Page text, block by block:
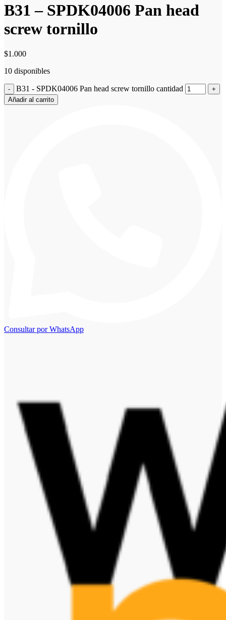
B31 – SPDK04006 Pan head
screw tornillo
$1.000
10 disponibles
B31 - SPDK04006 Pan head screw tornillo cantidad
Añadir al carrito
Consultar por WhatsApp